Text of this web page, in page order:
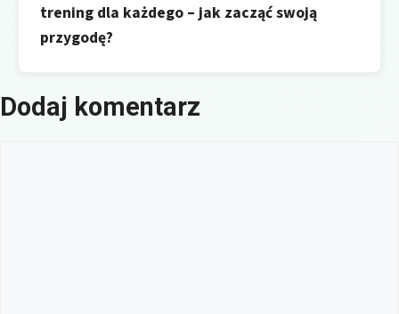
trening dla każdego – jak zacząć swoją
przygodę?
Dodaj komentarz